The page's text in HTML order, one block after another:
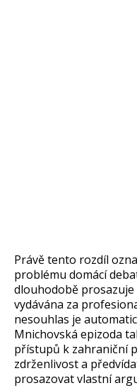
Právě tento rozdíl
problému domácí
dlouhodobě
vydávána za
nesouhlas je
Mnichovská epizoda
přístupů k zahraniční
zdrženlivost a
prosazovat vlastní